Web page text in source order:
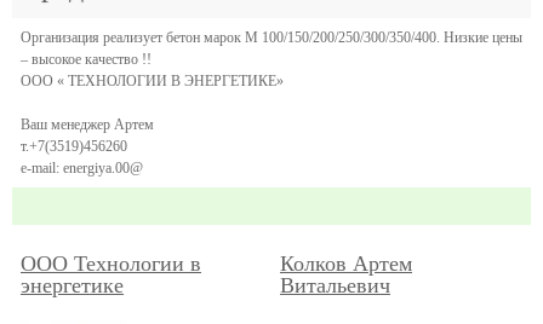
Организация реализует бетон марок М 100/150/200/250/300/350/400. Низкие цены
– высокое качество !!
ООО « ТЕХНОЛОГИИ В ЭНЕРГЕТИКЕ»
Ваш менеджер Артем
т.+7(3519)456260
e-mail: energiya.00@
ООО Технологии в
энергетике
Колков Артем
Витальевич